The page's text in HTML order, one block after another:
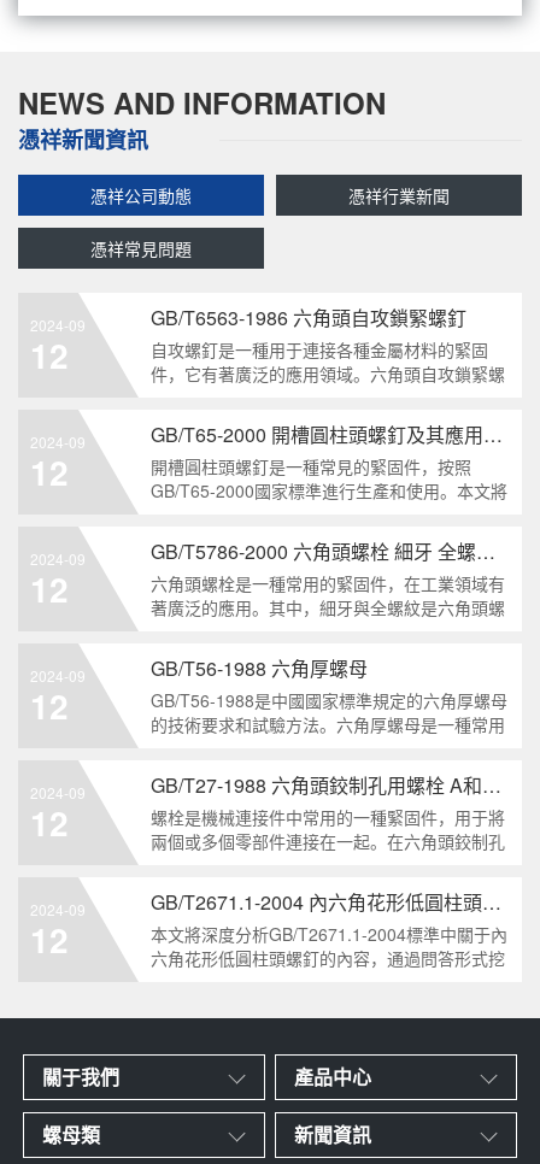
NEWS AND INFORMATION
憑祥新聞資訊
憑祥公司動態 憑祥行業新聞
憑祥常見問題
2024-09
12
GB/T6563-1986 六角頭自攻鎖緊螺釘
自攻螺釘是一種用于連接各種金屬材料的緊固
件，它有著廣泛的應用領域。六角頭自攻鎖緊螺
標準。本文將深度分析這種螺釘的特點、應用以
及制造要求等相關知識點，為讀者提供全面的了
解。1. 六角頭自
2024-09
12
GB/T65-2000 開槽圓柱頭螺釘及其應用領域
開槽圓柱頭螺釘是一種常見的緊固件，按照
GB/T65-2000國家標準進行生產和使用。本文將
領域，幫助讀者更好地了解和應用該種螺釘。什
么是GB/T65-2000 開槽圓柱頭螺釘？GB/T65-
200
2024-09
12
GB/T5786-2000 六角頭螺栓 細牙 全螺紋——工業重要性和特點
六角頭螺栓是一種常用的緊固件，在工業領域有
著廣泛的應用。其中，細牙與全螺紋是六角頭螺
兩個方面，對GB/T5786-2000標準下的六角頭螺
栓 細牙 全螺紋進行深度分析和知識挖掘。什么
是GB/T57
2024-09
12
GB/T56-1988 六角厚螺母
GB/T56-1988是中國國家標準規定的六角厚螺母
的技術要求和試驗方法。六角厚螺母是一種常用
用于需要更大的力矩和耐久性的緊固裝配。六角
厚螺母的材料和制造工藝六角厚螺母通常由低碳
鋼、中碳鋼或合金鋼
2024-09
12
GB/T27-1988 六角頭鉸制孔用螺栓 A和B級
螺栓是機械連接件中常用的一種緊固件，用于將
兩個或多個零部件連接在一起。在六角頭鉸制孔
級和B級兩種。下面我們來分析一下這兩種級別
的螺栓有哪些區別。1. A級和B級的定義和標準
有什么不同?A級和B級是
2024-09
12
GB/T2671.1-2004 內六角花形低圓柱頭螺釘
本文將深度分析GB/T2671.1-2004標準中關于內
六角花形低圓柱頭螺釘的內容，通過問答形式挖
關于我們 產品中心
螺母類 新聞資訊